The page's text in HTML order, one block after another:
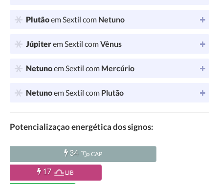
Plutãoem Sextil com Netuno
Júpiterem Sextil comVênus
Netunoem Sextil com Mercúrio
Netunoem Sextil com Plutão
Potencializaçao energética dos signos:
34 CAP
17 LIB